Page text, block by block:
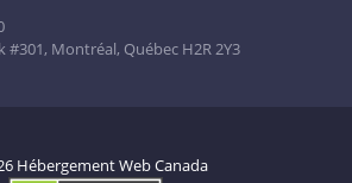
#301, Montréal, Québec H2R 2Y3
Hébergement Web Canada